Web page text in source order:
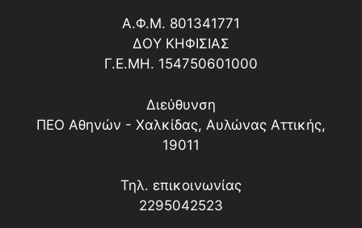
Α.Φ.Μ. 801341771
ΔΟY ΚΗΦΙΣΙΑΣ
Γ.Ε.ΜΗ. 154750601000
Διεύθυνση
ΠΕΟ Αθηνών - Χαλκίδας, Αυλώνας Αττικής,
19011
Τηλ. επικοινωνίας
2295042523